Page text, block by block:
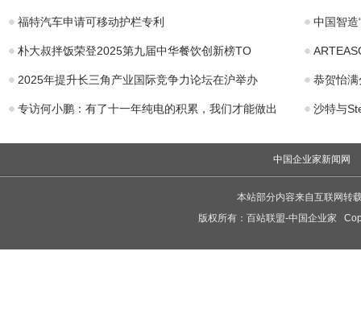
福特汽车申请可移动护栏专利 中国智造
朴大叔拌饭荣登2025第九届中华餐饮创新榜TO
2025年提升长三角产业国际竞争力论坛在沪举办 恭贺怡
专访何小鹏：有了十一年纯电的积累，我们才能做出 沙特与
中国企业家新闻网
本站部分内容来自互联网转
版权所有： 百站联盟-中国企业家